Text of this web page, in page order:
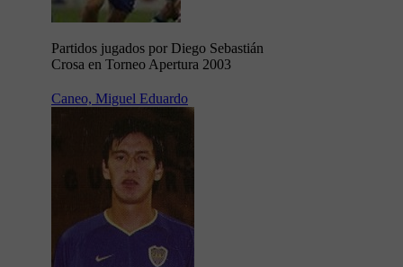
Partidos jugados por Diego Sebastián
Crosa en Torneo Apertura 2003
Caneo, Miguel Eduardo